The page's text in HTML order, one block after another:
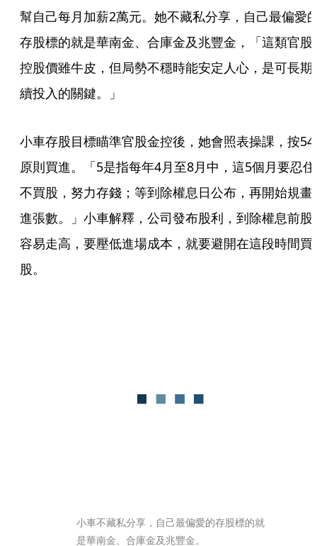
幫自己每月加薪2萬元。她不藏私分享，自己最偏愛
存股標的就是華南金、合庫金及兆豐金，「這類官股
控股價雖牛皮，但局勢不穩時能安定人心，是可長期
續投入的關鍵。」
小車存股目標瞄準官股金控後，她會照表操課，按
原則買進。「5是指每年4月至8月中，這5個月要忍住
不買股，努力存錢；等到除權息日公布，再開始規畫
進張數。」小車解釋，公司發布股利，到除權息前股
容易走高，要壓低進場成本，就要避開在這段時間買
股。
小車不藏私分享，自己最偏愛的存股標的就
是華南金、合庫金及兆豐金。